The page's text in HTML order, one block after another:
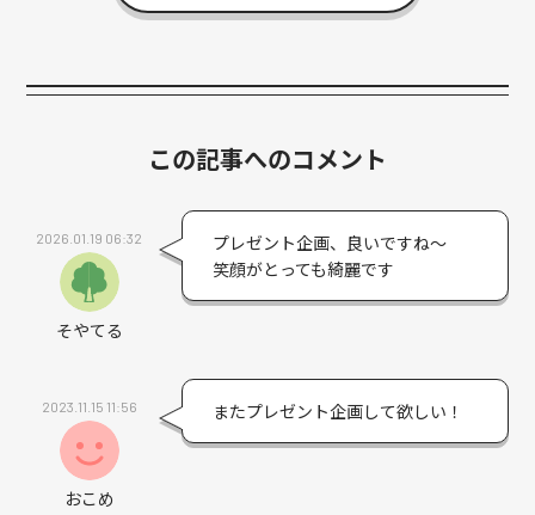
この記事へのコメント
2026.01.19 06:32
そやてる
プレゼント企画、良いですね～
笑顔がとっても綺麗です
2023.11.15 11:56
おこめ
またプレゼント企画して欲しい！